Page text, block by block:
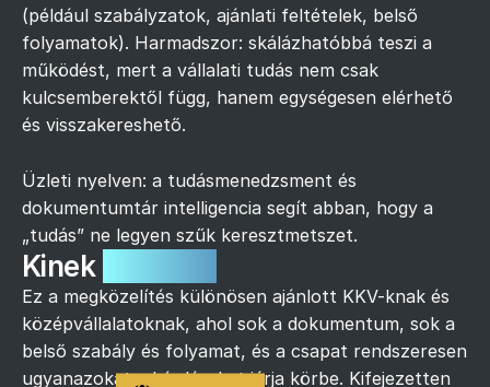
(például szabályzatok, ajánlati feltételek, belső
folyamatok). Harmadszor: skálázhatóbbá teszi a
működést, mert a vállalati tudás nem csak
kulcsemberektől függ, hanem egységesen elérhető
és visszakereshető.
Üzleti nyelven: a tudásmenedzsment és
dokumentumtár intelligencia segít abban, hogy a
„tudás” ne legyen szűk keresztmetszet.
Kinek
Ez a megközelítés különösen ajánlott KKV-knak és
középvállalatoknak, ahol sok a dokumentum, sok a
belső szabály és folyamat, és a csapat rendszeresen
ugyanazokat a kérdéseket járja körbe. Kifejezetten